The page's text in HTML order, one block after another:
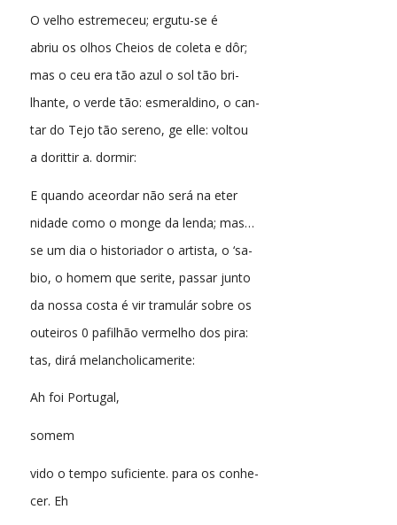
O velho estremeceu; ergutu-se é
abriu os olhos Cheios de coleta e dôr;
mas o ceu era tão azul o sol tão bri-
lhante, o verde tão: esmeraldino, o can-
tar do Tejo tão sereno, ge elle: voltou
a dorittir a. dormir:
E quando aceordar não será na eter
nidade como o monge da lenda; mas…
se um dia o historiador o artista, o ‘sa-
bio, o homem que serite, passar junto
da nossa costa é vir tramulár sobre os
outeiros 0 pafilhão vermelho dos pira:
tas, dirá melancholicamerite:
Ah foi Portugal,
somem
vido o tempo suficiente. para os conhe-
cer. Eh